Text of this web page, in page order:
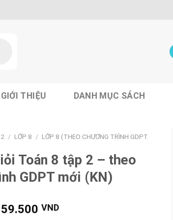
GIỚI THIỆU DANH MỤC SÁCH
/ LỚP 8 / LỚP 8 (THEO CHƯƠNG TRÌNH GDPT
Toán 8 tập 2 – theo
GDPT mới (KN)
Giá
59.500VNDGiá